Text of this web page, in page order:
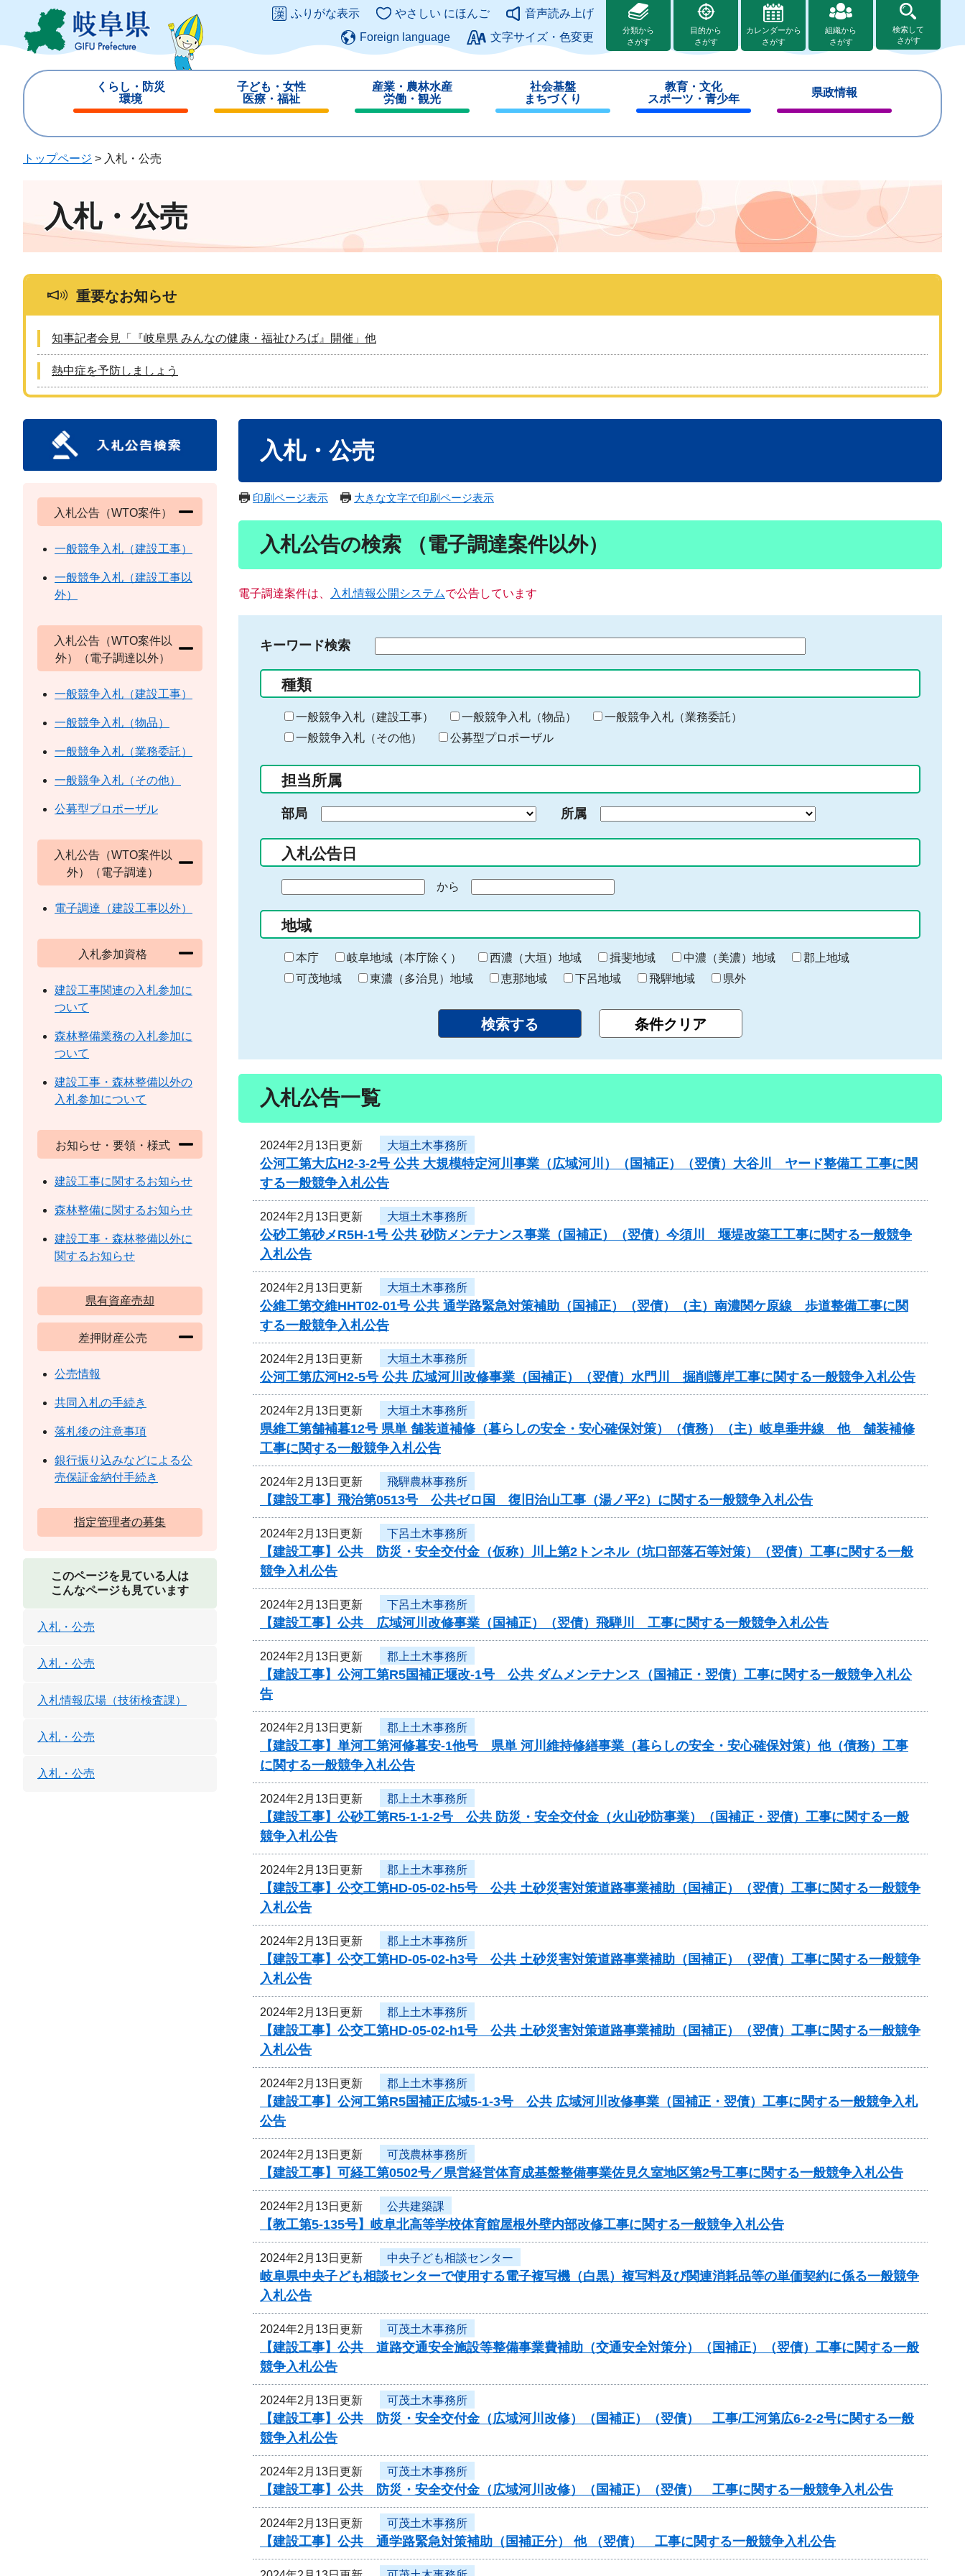
ジ
ュ
このページの本文へ
ふりがな表示 やさしい にほんご
音声読み上げ
Foreign language
文字サイズ・色変更
分類から
さがす
目的から
さがす
カレンダーから
さがす
組織から
さがす
検索して
さがす
くらし・防災
環境
じ
子ども・女性
医療・福祉
じ
産業・農林水産
労働・観光
じ
社会基盤
まちづくり
じ
教育・文化
スポーツ・青少年
じ
県政情報
じ
トップページ > 入札・公売
入札・公売
重要なお知らせ
知事記者会見「『岐阜県 みんなの健康・福祉ひろば』開催」他
熱中症を予防しましょう
入札・公売
印刷ページ表示 大きな文字で印刷ページ表示
入札公告の検索 （電子調達案件以外）
電子調達案件は、 入札情報公開システムで公告しています
キーワード検索
る
キ
ー
ー
入
力
種類
一般競争入札（建設工事） 一般競争入札（物品）
一般競争入札（業務委託）
一般競争入札（その他）
公募型プロポーザル
担当所属
部局 所属
入札公告日
の
始
ま
り
から
終
わ
り
地域
本庁 岐阜地域（本庁除く） 西濃（大垣）地域 揖斐地域 中濃（美濃）地域
郡上地域
可茂地域
東濃（多治見）地域 恵那地域 下呂地域 飛騨地域 県外
入札公告一覧
2024年2月13日更新 大垣土木事務所
公河工第大広H2-3-2号 公共 大規模特定河川事業（広域河川）（国補正）（翌債）大谷川 ヤード整備工 工事に関
する一般競争入札公告
2024年2月13日更新 大垣土木事務所
公砂工第砂メR5H-1号 公共 砂防メンテナンス事業（国補正）（翌債）今須川 堰堤改築工工事に関する一般競争
入札公告
2024年2月13日更新 大垣土木事務所
公維工第交維HHT02-01号 公共 通学路緊急対策補助（国補正）（翌債）（主）南濃関ケ原線 歩道整備工事に関
する一般競争入札公告
2024年2月13日更新 大垣土木事務所
公河工第広河H2-5号 公共 広域河川改修事業（国補正）（翌債）水門川 掘削護岸工事に関する一般競争入札公告
2024年2月13日更新 大垣土木事務所
県維工第舗補暮12号 県単 舗装道補修（暮らしの安全・安心確保対策）（債務）（主）岐阜垂井線 他 舗装補修
工事に関する一般競争入札公告
2024年2月13日更新 飛騨農林事務所
【建設工事】飛治第0513号 公共ゼロ国 復旧治山工事（湯ノ平2）に関する一般競争入札公告
2024年2月13日更新 下呂土木事務所
【建設工事】公共 防災・安全交付金（仮称）川上第2トンネル（坑口部落石等対策）（翌債）工事に関する一般
競争入札公告
2024年2月13日更新 下呂土木事務所
【建設工事】公共 広域河川改修事業（国補正）（翌債）飛騨川 工事に関する一般競争入札公告
2024年2月13日更新 郡上土木事務所
【建設工事】公河工第R5国補正堰改-1号 公共 ダムメンテナンス（国補正・翌債）工事に関する一般競争入札公
告
2024年2月13日更新 郡上土木事務所
【建設工事】単河工第河修暮安-1他号 県単 河川維持修繕事業（暮らしの安全・安心確保対策）他（債務）工事
に関する一般競争入札公告
2024年2月13日更新 郡上土木事務所
【建設工事】公砂工第R5-1-1-2号 公共 防災・安全交付金（火山砂防事業）（国補正・翌債）工事に関する一般
競争入札公告
2024年2月13日更新 郡上土木事務所
【建設工事】公交工第HD-05-02-h5号 公共 土砂災害対策道路事業補助（国補正）（翌債）工事に関する一般競争
入札公告
2024年2月13日更新 郡上土木事務所
【建設工事】公交工第HD-05-02-h3号 公共 土砂災害対策道路事業補助（国補正）（翌債）工事に関する一般競争
入札公告
2024年2月13日更新 郡上土木事務所
【建設工事】公交工第HD-05-02-h1号 公共 土砂災害対策道路事業補助（国補正）（翌債）工事に関する一般競争
入札公告
2024年2月13日更新 郡上土木事務所
【建設工事】公河工第R5国補正広域5-1-3号 公共 広域河川改修事業（国補正・翌債）工事に関する一般競争入札
公告
2024年2月13日更新 可茂農林事務所
【建設工事】可経工第0502号／県営経営体育成基盤整備事業佐見久室地区第2号工事に関する一般競争入札公告
2024年2月13日更新 公共建築課
【教工第5-135号】岐阜北高等学校体育館屋根外壁内部改修工事に関する一般競争入札公告
2024年2月13日更新 中央子ども相談センター
岐阜県中央子ども相談センターで使用する電子複写機（白黒）複写料及び関連消耗品等の単価契約に係る一般競争
入札公告
2024年2月13日更新 可茂土木事務所
【建設工事】公共 道路交通安全施設等整備事業費補助（交通安全対策分）（国補正）（翌債）工事に関する一般
競争入札公告
2024年2月13日更新 可茂土木事務所
【建設工事】公共 防災・安全交付金（広域河川改修）（国補正）（翌債） 工事/工河第広6-2-2号に関する一般
競争入札公告
2024年2月13日更新 可茂土木事務所
【建設工事】公共 防災・安全交付金（広域河川改修）（国補正）（翌債） 工事に関する一般競争入札公告
2024年2月13日更新 可茂土木事務所
【建設工事】公共 通学路緊急対策補助（国補正分） 他 （翌債） 工事に関する一般競争入札公告
入札公告（WTO案件）
一般競争入札（建設工事）
一般競争入札（建設工事以
外）
入札公告（WTO案件以
外）（電子調達以外）
一般競争入札（建設工事）
一般競争入札（物品）
一般競争入札（業務委託）
一般競争入札（その他）
公募型プロポーザル
入札公告（WTO案件以
外）（電子調達）
電子調達（建設工事以外）
入札参加資格
建設工事関連の入札参加に
ついて
森林整備業務の入札参加に
ついて
建設工事・森林整備以外の
入札参加について
お知らせ・要領・様式
建設工事に関するお知らせ
森林整備に関するお知らせ
建設工事・森林整備以外に
関するお知らせ
県有資産売却
差押財産公売
公売情報
共同入札の手続き
落札後の注意事項
銀行振り込みなどによる公
売保証金納付手続き
指定管理者の募集
このページを見ている人は
こんなページも見ています
入札・公売
入札・公売
入札情報広場（技術検査課）
入札・公売
入札・公売